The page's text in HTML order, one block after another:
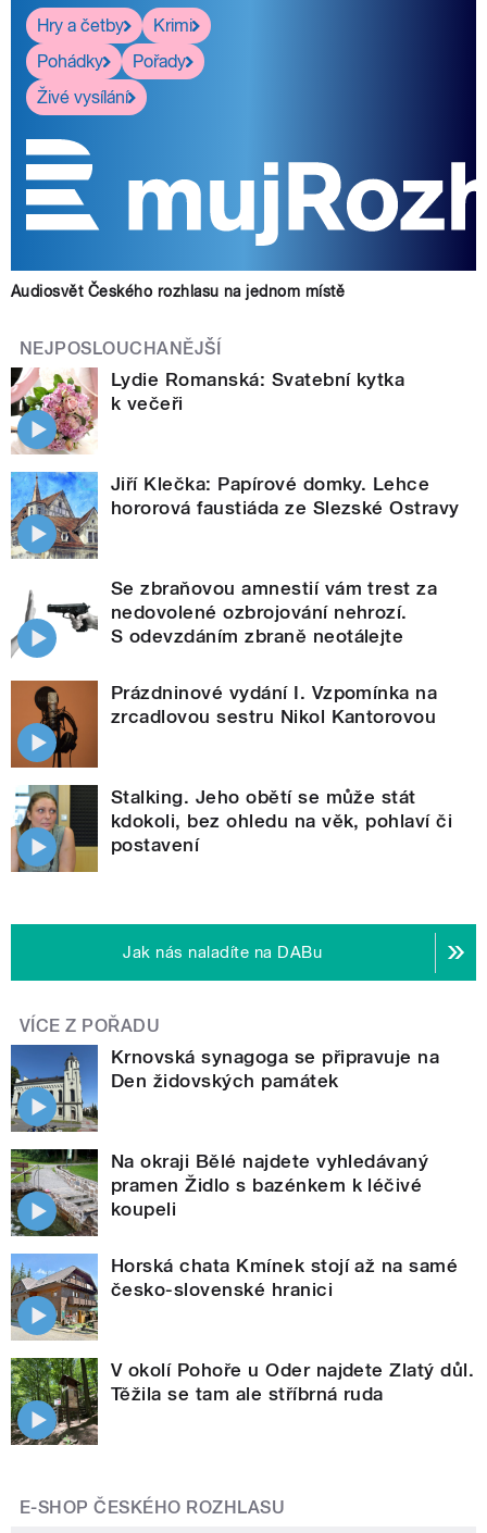
Hry a četby
Krimi
Pohádky
Pořady
Živé vysílání
Audiosvět Českého rozhlasu na jednom místě
NEJPOSLOUCHANĚJŠÍ
Lydie Romanská: Svatební kytka
k večeři
Jiří Klečka: Papírové domky. Lehce
hororová faustiáda ze Slezské Ostravy
Se zbraňovou amnestií vám trest za
nedovolené ozbrojování nehrozí.
S odevzdáním zbraně neotálejte
Prázdninové vydání I. Vzpomínka na
zrcadlovou sestru Nikol Kantorovou
Stalking. Jeho obětí se může stát
kdokoli, bez ohledu na věk, pohlaví či
postavení
Jak nás naladíte na DABu
VÍCE Z POŘADU
Krnovská synagoga se připravuje na
Den židovských památek
Na okraji Bělé najdete vyhledávaný
pramen Židlo s bazénkem k léčivé
koupeli
Horská chata Kmínek stojí až na samé
česko-slovenské hranici
V okolí Pohoře u Oder najdete Zlatý důl.
Těžila se tam ale stříbrná ruda
E-SHOP ČESKÉHO ROZHLASU